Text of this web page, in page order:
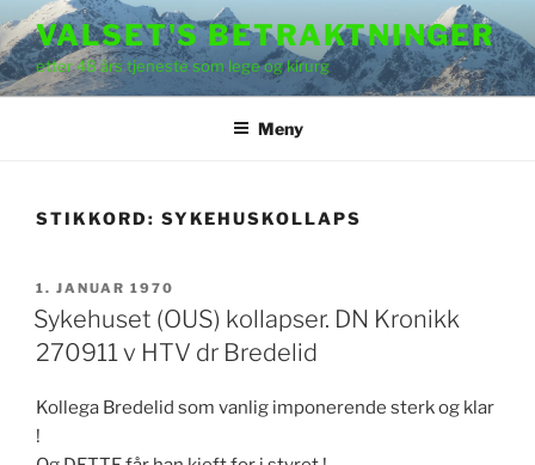
til
innhold
VALSET'S BETRAKTNINGER
etter 48 års tjeneste som lege og kirurg
Meny
STIKKORD: SYKEHUSKOLLAPS
PUBLISERT
1. JANUAR 1970
Sykehuset (OUS) kollapser. DN Kronikk
270911 v HTV dr Bredelid
Kollega Bredelid som vanlig imponerende sterk og klar
!